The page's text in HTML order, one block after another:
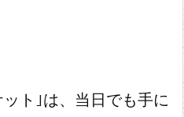
ト｣は、当日でも手に